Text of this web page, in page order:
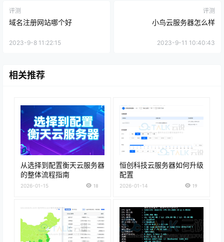
评测
域名注册网站哪个好
2023-9-8 11:22:15
评测
小鸟云服务器怎么样
2023-9-11 10:40:43
相关推荐
从选择到配置衡天云服务器
的整体流程指南
2026-01-15 18
恒创科技云服务器如何升级
配置
2026-01-14 19